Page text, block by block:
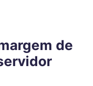
de